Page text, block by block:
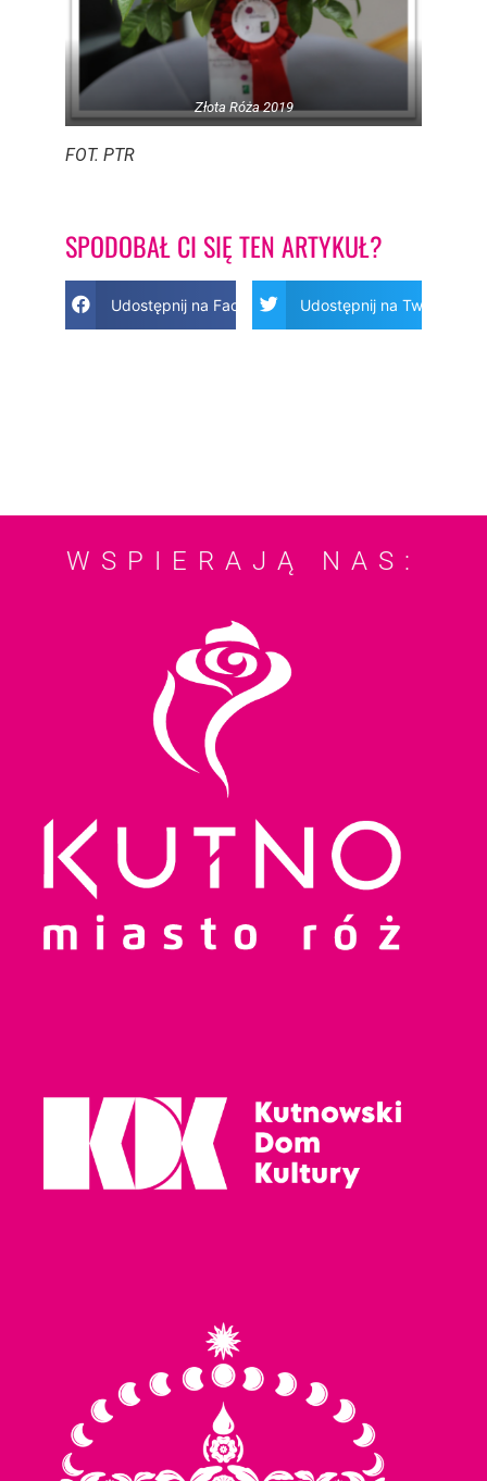
Złota Róża 2019
FOT. PTR
SPODOBAŁ CI SIĘ TEN ARTYKUŁ?
Udostępnij na Facebook Udostępnij na Twitter
WSPIERAJĄ NAS: